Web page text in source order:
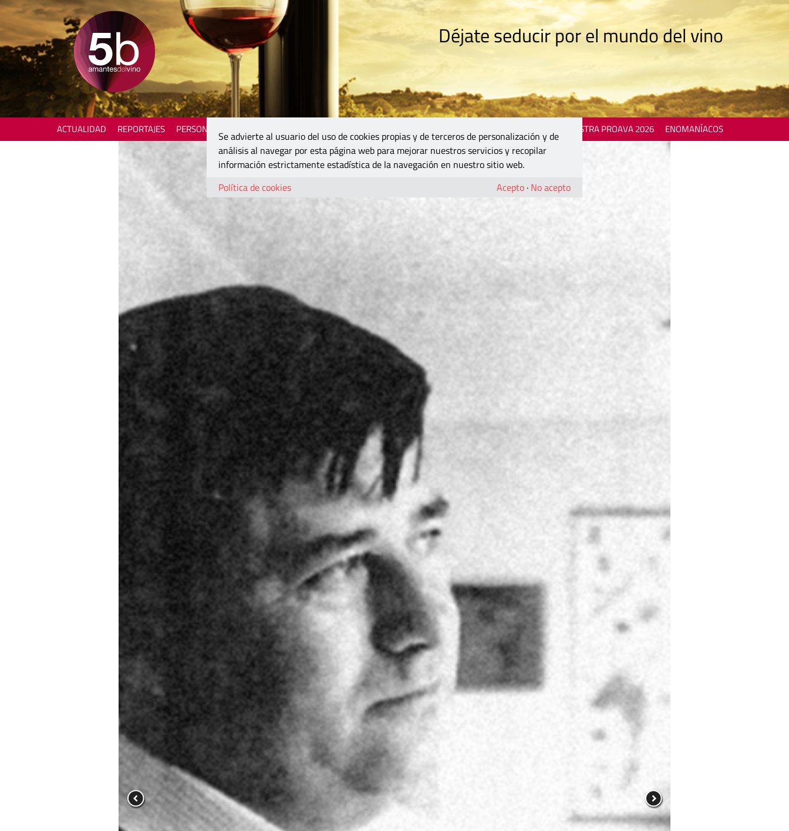
Déjate seducir por el mundo del vino
ACTUALIDAD REPORTAJES PERSONAJES MOSTRA PROAVA 2026 ENOMANÍACOS
Se advierte al usuario del uso de cookies propias y de terceros de personalización y de
análisis al navegar por esta página web para mejorar nuestros servicios y recopilar
información estrictamente estadística de la navegación en nuestro sitio web.
Política de cookies
Acepto · No acepto